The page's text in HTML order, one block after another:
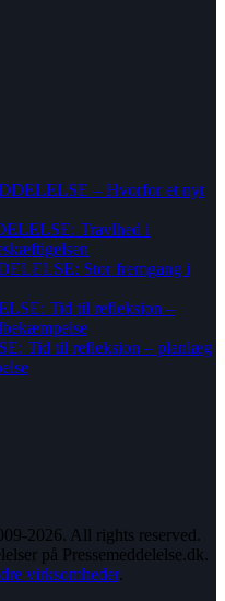
– Hvorfor et nyt
Travlhed i
Stor fremgang i
Tid til refleksion –
Tid til refleksion – planlæg
2026. All rights reserved.
på Pressemeddelelse.dk.
virksomheder.